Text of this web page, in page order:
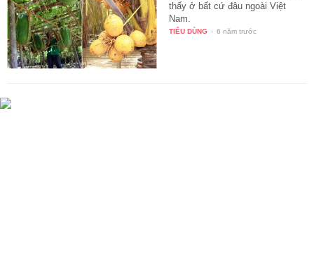
thấy ở bất cứ đâu ngoài Việt
Nam.
TIÊU DÙNG - 6 năm trước